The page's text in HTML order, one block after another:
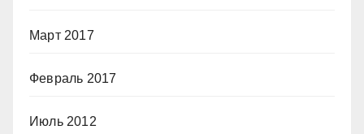
Март 2017
Февраль 2017
Июль 2012